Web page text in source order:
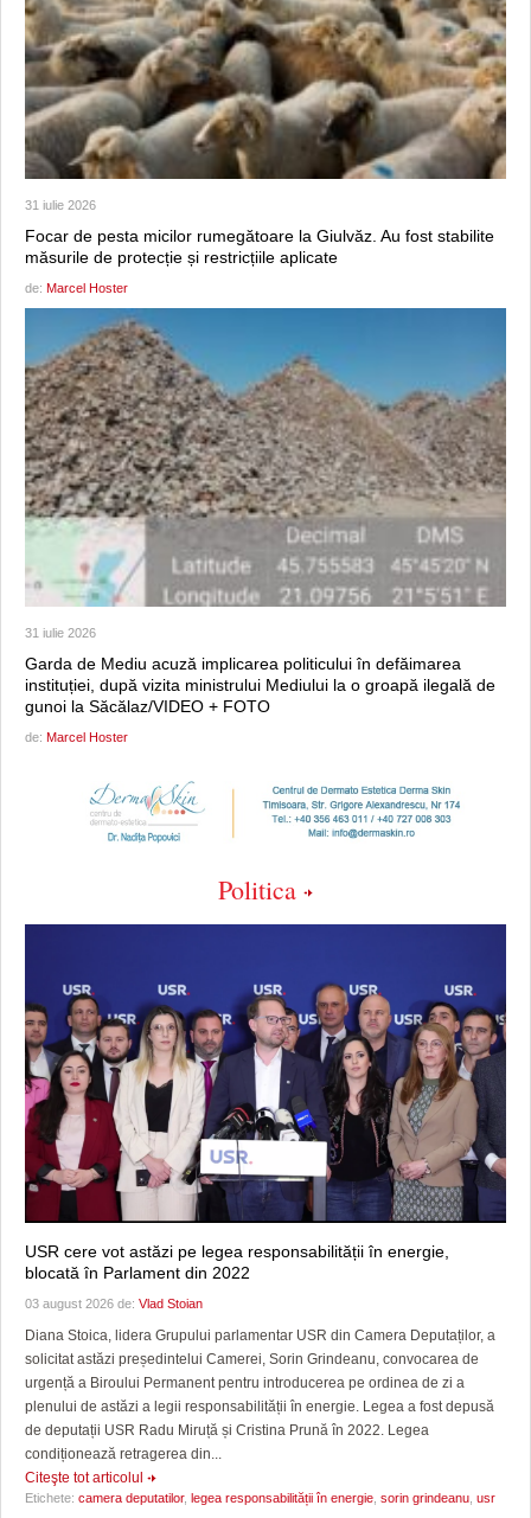
31 iulie 2026
Focar de pesta micilor rumegătoare la Giulvăz. Au fost stabilite
măsurile de protecție și restricțiile aplicate
de: Marcel Hoster
31 iulie 2026
Garda de Mediu acuză implicarea politicului în defăimarea
instituției, după vizita ministrului Mediului la o groapă ilegală de
gunoi la Săcălaz/VIDEO + FOTO
de: Marcel Hoster
Politica
USR cere vot astăzi pe legea responsabilității în energie,
blocată în Parlament din 2022
03 august 2026 de: Vlad Stoian
Diana Stoica, lidera Grupului parlamentar USR din Camera Deputaților, a
solicitat astăzi președintelui Camerei, Sorin Grindeanu, convocarea de
urgență a Biroului Permanent pentru introducerea pe ordinea de zi a
plenului de astăzi a legii responsabilității în energie. Legea a fost depusă
de deputații USR Radu Miruță și Cristina Prună în 2022. Legea
condiționează retragerea din...
Citeşte tot articolul
Etichete: camera deputatilor, legea responsabilității în energie sorin grindeanu usr